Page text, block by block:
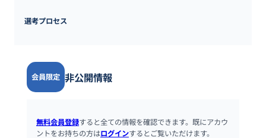
選考プロセス
会員限定 非公開情報
無料会員登録すると全ての情報を確認できます。既にアカウ
ントをお持ちの方はログインするとご覧いただけます。